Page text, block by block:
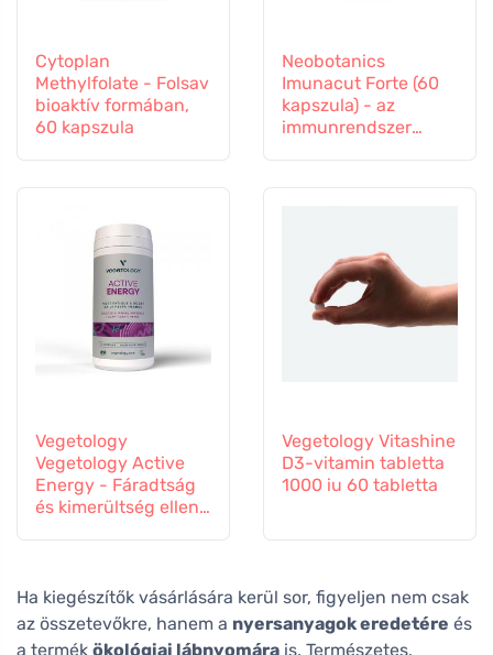
Cytoplan
Methylfolate - Folsav
bioaktív formában,
60 kapszula
Neobotanics
Imunacut Forte (60
kapszula) - az
immunrendszer
Vegetology
Vegetology Active
Energy - Fáradtság
és kimerültség ellen,
Vegetology Vitashine
D3-vitamin tabletta
1000 iu 60 tabletta
Ha kiegészítők vásárlására kerül sor, figyeljen nem csak
az összetevőkre, hanem a nyersanyagok eredetére és
a termék ökológiai lábnyomára is. Természetes,